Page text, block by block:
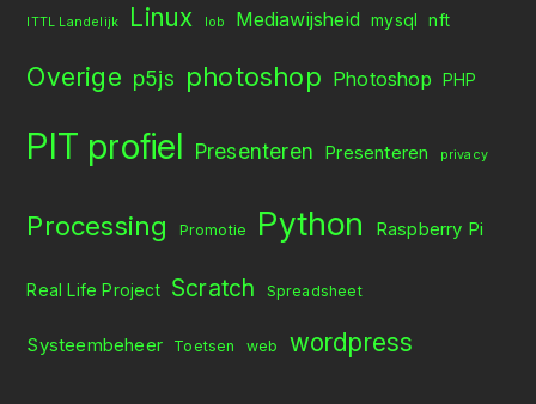
ITTL Landelijk Linux lob Mediawijsheid mysql nft
Overige p5js photoshop Photoshop PHP
PIT profiel Presenteren Presenteren privacy
Processing Promotie Python Raspberry Pi
Real Life Project Scratch Spreadsheet
Systeembeheer Toetsen web wordpress